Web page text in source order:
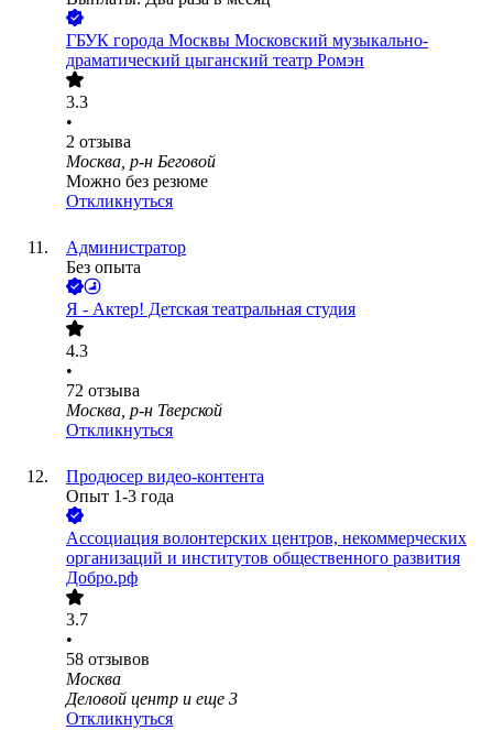
ГБУК города Москвы Московский музыкально-
драматический цыганский театр Ромэн
3.3
•
2 отзыва
Москва, р-н Беговой
Можно без резюме
Откликнуться
Администратор
Без опыта
Я - Актер! Детская театральная студия
4.3
•
72 отзыва
Москва, р-н Тверской
Откликнуться
Продюсер видео-контента
Опыт 1-3 года
Ассоциация волонтерских центров, некоммерческих
организаций и институтов общественного развития
Добро.рф
3.7
•
58 отзывов
Москва
Деловой центр и еще 3
Откликнуться